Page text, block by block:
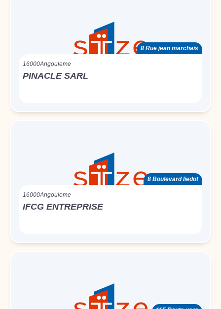
8 Rue jean marchais
16000Angouleme
PINACLE SARL
8 Boulevard liedot
16000Angouleme
IFCG ENTREPRISE